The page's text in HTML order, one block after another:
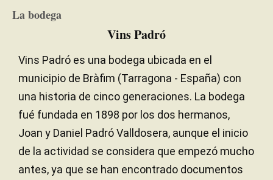
La bodega
Vins Padró
Vins Padró es una bodega ubicada en el
municipio de Bràfim (Tarragona - España) con
una historia de cinco generaciones. La bodega
fué fundada en 1898 por los dos hermanos,
Joan y Daniel Padró Valldosera, aunque el inicio
de la actividad se considera que empezó mucho
antes, ya que se han encontrado documentos